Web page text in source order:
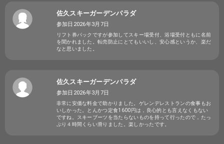
佐久スキーガーデンパラダ
参加日2026年3月7日
リフト券パックですが参加してスキー場受付、浴場受付ともに名前
を聞かれました。転売防止にとてもいいし、安心感というか、楽だ
なと思いました。
佐久スキーガーデンパラダ
参加日2026年3月7日
非常に安価な料金で助かりました。ゲレンデレストランの食事もお
いしかった。とんかつ定食1600円は，良心的とも言えなくもない
ですね。スキーブーツを当たらないものを持って行ったので，たっ
ぷり４時間くらい滑りました。楽しかったです。